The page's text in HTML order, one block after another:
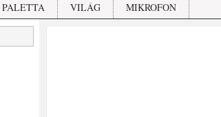
PALETTA VILÁG MIKROFON